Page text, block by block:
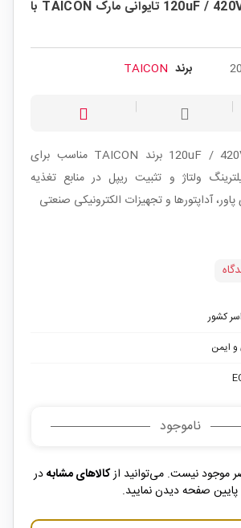
خازن الکترولیتی 120uF / 420V تایوانی مارک TAICON با
برند TAICON
خازن الکترولیتی 120uF / 420V برند TAICON مناسب برای
ولتاژ و تثبیت ریپل در منابع تغذیه
آداپتورها و تجهیزات الکترونیکی صنعتی
کشور
ایمن
ناموجود
موجود نیست. می‌توانید ازکالاهای مشابهدر
پایین صفحه دیدن نمایید.